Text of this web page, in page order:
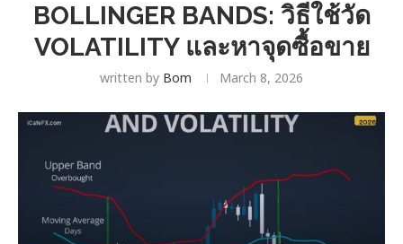
BOLLINGER BANDS: วิธีใช้วัด
VOLATILITY และหาจุดซื้อขาย
written by Bom March 8, 2026